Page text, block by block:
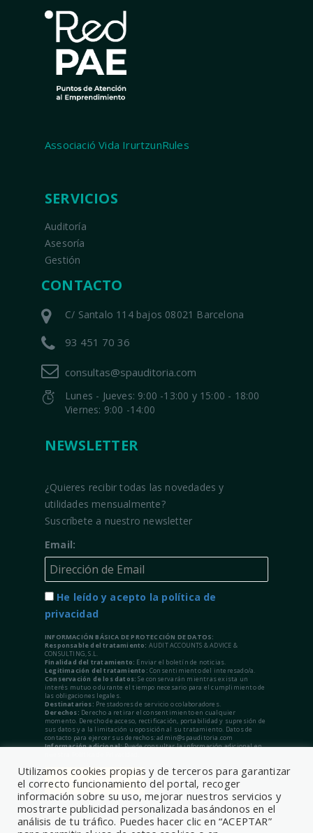
Associació Vida IrurtzunRules
SERVICIOS
Auditoría
Asesoría
Gestión
CONTACTO
C/ Santalo 114 bajos 08021 Barcelona
93 451 70 36
consultas@spauditoria.com
Lunes - Jueves: 9:00 -13:00 y 15:00 - 18:00
Viernes: 9:00 -14:00
NEWSLETTER
¿Quieres recibir todas las novedades y
utilidades mensualmente?
Suscríbete a nuestro newsletter
Email:
He leído y acepto la política de
privacidad
INFORMACIÓN BÁSICA DE PROTECCIÓN DE DATOS:
Responsable del tratamiento: AUDIT ACCOUNTS & ADVICE &
CONSULTING, S.L.
Finalidad del tratamiento: Enviar el boletín de noticias.
Legitimación del tratamiento: Consentimiento del interesado/a.
Conservación de los datos: Se conservarán mientras exista un
interés mutuo o durante el tiempo necesario para el cumplimiento de
las obligaciones legales.
Destinatarios: Prestadores de servicio o colaboradores.
Derechos: Derecho a retirar el consentimiento en cualquier
momento. Derecho de acceso, rectificación, portabilidad y supresión de
sus datos y a la limitación u oposición al su tratamiento. Datos de
contacto para ejercer sus derechos: admin@spauditoria.com
Información adicional:Puede consultar la información adicional en
Utilizamos cookies propias y de terceros para garantizar
el correcto funcionamiento del portal, recoger
información sobre su uso, mejorar nuestros servicios y
mostrarte publicidad personalizada basándonos en el
análisis de tu tráfico. Puedes hacer clic en “ACEPTAR”